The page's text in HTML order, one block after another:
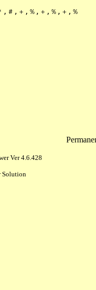
Ver 4.6.428
Solution